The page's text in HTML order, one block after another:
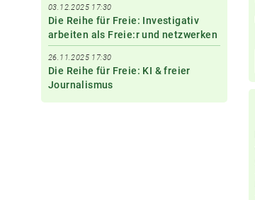
03.12.2025 17:30
Die Reihe für Freie: Investigativ
arbeiten als Freie:r und netzwerken
26.11.2025 17:30
Die Reihe für Freie: KI & freier
Journalismus